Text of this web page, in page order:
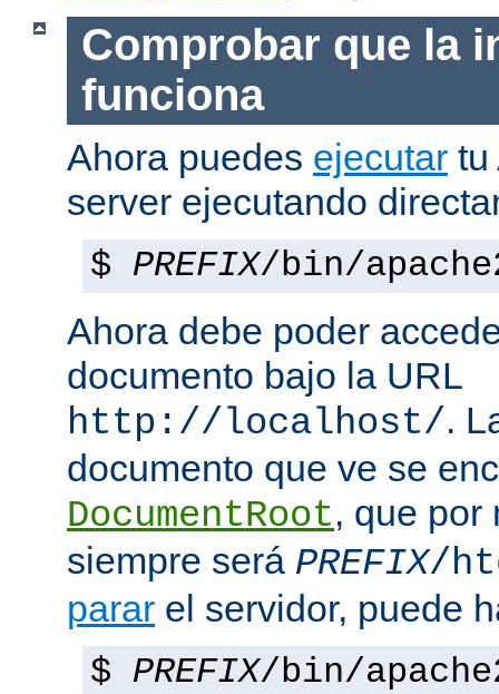
Comprobar que la
funciona
Ahora puedes ejecutar tu
server ejecutando
$ PREFIX/bin/
Ahora debe poder
documento bajo la URL
http://localhost/.
documento que ve se
DocumentRoot, que por
siempre será PREFIX/
parar el servidor, puede
$ PREFIX/bin/